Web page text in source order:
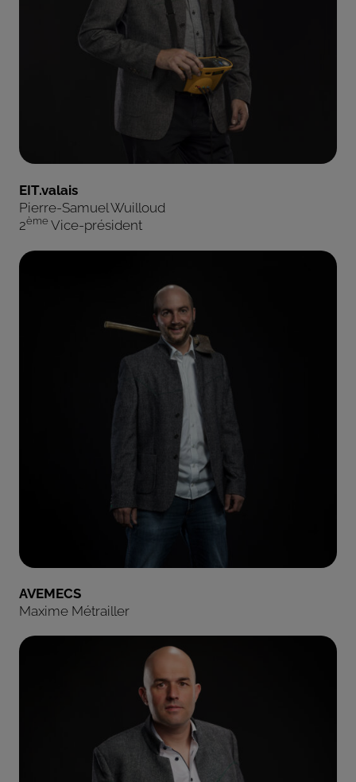
EIT.valais
Pierre-Samuel Wuilloud
2ème Vice-président
AVEMECS
Maxime Métrailler